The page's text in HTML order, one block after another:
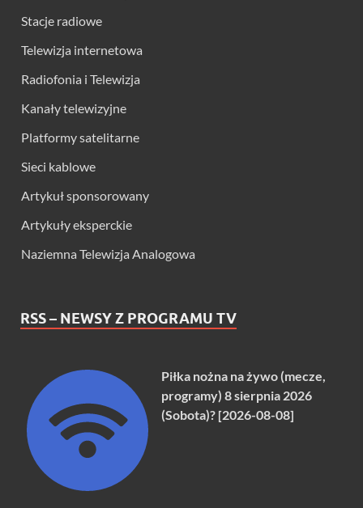
Stacje radiowe
Telewizja internetowa
Radiofonia i Telewizja
Kanały telewizyjne
Platformy satelitarne
Sieci kablowe
Artykuł sponsorowany
Artykuły eksperckie
Naziemna Telewizja Analogowa
RSS – NEWSY Z PROGRAMU TV
Piłka nożna na żywo (mecze,
programy) 8 sierpnia 2026
(Sobota)? [2026-08-08]